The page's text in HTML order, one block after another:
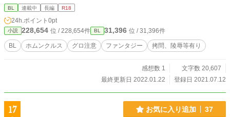
ました。 1／15 現在14話までUPされています。 アシェルは
章としてふってきたので『燃え尽きぬ灰の叫び』をUPしまし
た。 マスターのイラストはTwitter 小目出鯛太郎nのほう
にふるいやつをちょろり。
BL 連載中 長編 R18
24h.ポイント 0pt
小説 228,654 位 / 228,654件 BL 31,396 位 / 31,396件
BL ホムンクルス グロ注意 ファンタジー 拷問、陵辱等有り
感想数 1
文字数 20,607
最終更新日 2022.01.22
登録日 2021.07.12
17 お気に入り追加 37